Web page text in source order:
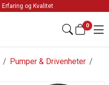
Erfaring og Kvalitet
0
/ /
Pumper & Drivenheter